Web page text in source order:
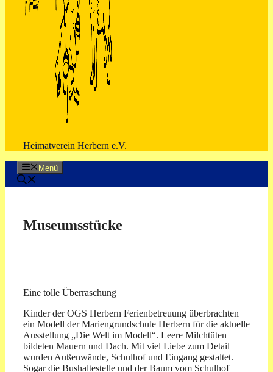
Heimatverein Herbern e.V.
Menü
Museumsstücke
Eine tolle Überraschung
Kinder der OGS Herbern Ferienbetreuung überbrachten
ein Modell der Mariengrundschule Herbern für die aktuelle
Ausstellung „Die Welt im Modell“. Leere Milchtüten
bildeten Mauern und Dach. Mit viel Liebe zum Detail
wurden Außenwände, Schulhof und Eingang gestaltet.
Sogar die Bushaltestelle und der Baum vom Schulhof